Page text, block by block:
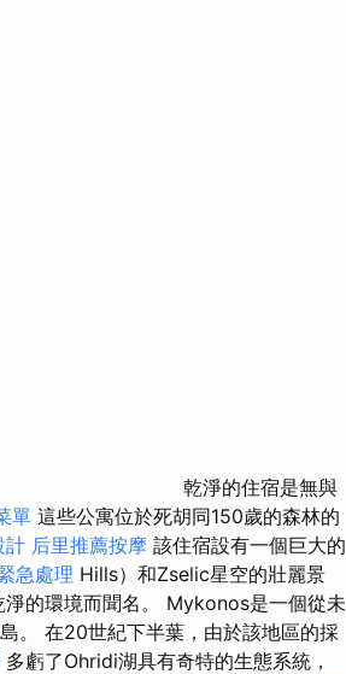
乾淨的住宿是無與
單 這些公寓位於死胡同150歲的森林的
計 后里推薦按摩 該住宿設有一個巨大的
急處理 Hills）和Zselic星空的壯麗景
的環境而聞名。 Mykonos是一個從未
。 在20世紀下半葉，由於該地區的採
多虧了Ohridi湖具有奇特的生態系統，